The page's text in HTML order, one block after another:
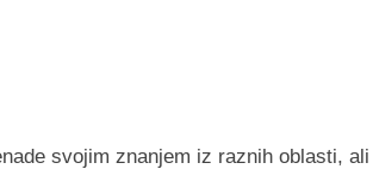
svojim znanjem iz raznih oblasti,